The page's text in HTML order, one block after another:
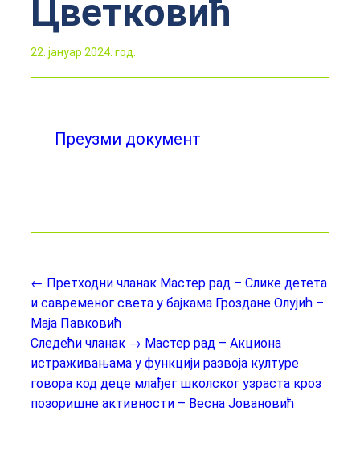
Цветковић
22. јануар 2024. год.
Преузми документ
← Претходни чланак Мастер рад – Слике детета
и савременог света у бајкама Гроздане Олујић –
Маја Павковић
Следећи чланак → Мастер рад – Акциона
истраживањама у функцији развоја културе
говора код деце млађег школског узраста кроз
позоришне активности – Весна Јовановић